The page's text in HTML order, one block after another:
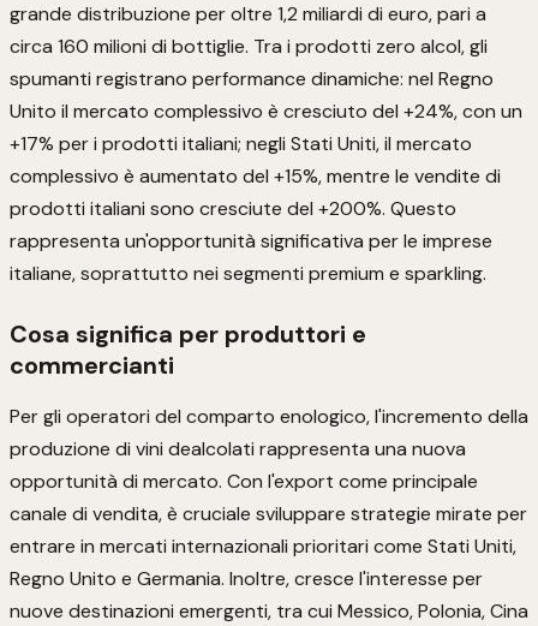
grande distribuzione per oltre 1,2 miliardi di euro, pari a
circa 160 milioni di bottiglie. Tra i prodotti zero alcol, gli
spumanti registrano performance dinamiche: nel Regno
Unito il mercato complessivo è cresciuto del +24%, con un
+17% per i prodotti italiani; negli Stati Uniti, il mercato
complessivo è aumentato del +15%, mentre le vendite di
prodotti italiani sono cresciute del +200%. Questo
rappresenta un'opportunità significativa per le imprese
italiane, soprattutto nei segmenti premium e sparkling.
Cosa significa per produttori e
commercianti
Per gli operatori del comparto enologico, l'incremento della
produzione di vini dealcolati rappresenta una nuova
opportunità di mercato. Con l'export come principale
canale di vendita, è cruciale sviluppare strategie mirate per
entrare in mercati internazionali prioritari come Stati Uniti,
Regno Unito e Germania. Inoltre, cresce l'interesse per
nuove destinazioni emergenti, tra cui Messico, Polonia, Cina